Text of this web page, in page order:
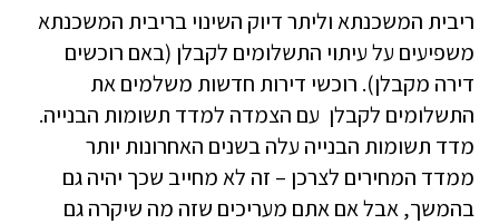
ריבית המשכנתא וליתר דיוק השינוי בריבית המשכנתא
משפיעים על עיתוי התשלומים לקבלן (באם רוכשים
דירה מקבלן). רוכשי דירות חדשות משלמים את
התשלומים לקבלן עם הצמדה למדד תשומות הבנייה.
מדד תשומות הבנייה עלה בשנים האחרונות יותר
ממדד המחירים לצרכן – זה לא מחייב שכך יהיה גם
בהמשך, אבל אם אתם מעריכים שזה מה שיקרה גם